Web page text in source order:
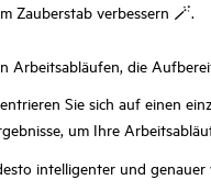
Zauberstab verbessern 🪄.
Arbeitsabläufen, die
Sie sich auf einen
um Ihre
intelligenter und